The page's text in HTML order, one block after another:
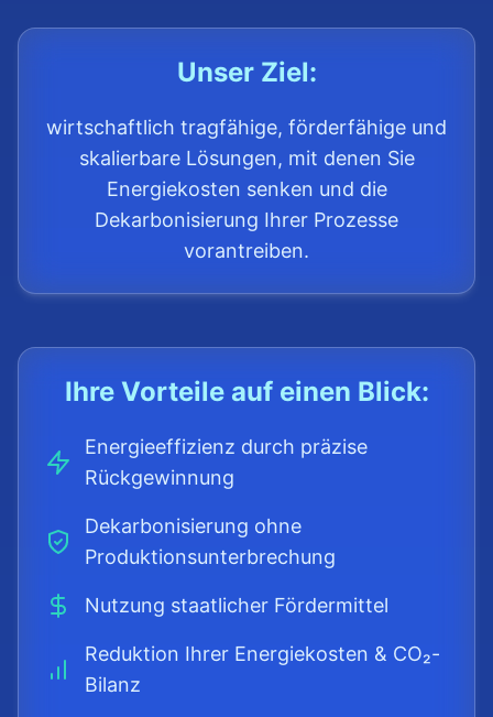
Unser Ziel:
wirtschaftlich tragfähige, förderfähige und
skalierbare Lösungen, mit denen Sie
Energiekosten senken und die
Dekarbonisierung Ihrer Prozesse
vorantreiben.
Ihre Vorteile auf einen Blick:
Energieeffizienz durch präzise
Rückgewinnung
Dekarbonisierung ohne
Produktionsunterbrechung
Nutzung staatlicher Fördermittel
Reduktion Ihrer Energiekosten & CO₂-
Bilanz